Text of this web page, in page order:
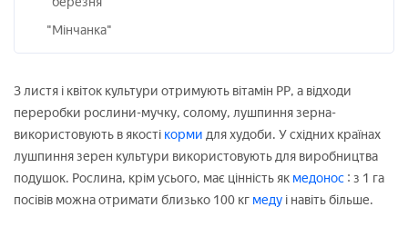
"Мінчанка"
З листя і квіток культури отримують вітамін РР, а відходи
переробки рослини-мучку, солому, лушпиння зерна-
використовують в якості корми для худоби. У східних країнах
лушпиння зерен культури використовують для виробництва
подушок. Рослина, крім усього, має цінність як медонос : з 1 га
посівів можна отримати близько 100 кг меду і навіть більше.